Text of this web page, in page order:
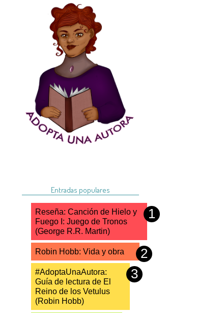
Entradas populares
Reseña: Canción de Hielo y
Fuego I: Juego de Tronos
(George R.R. Martin)
Robin Hobb: Vida y obra
#AdoptaUnaAutora:
Guía de lectura de El
Reino de los Vetulus
(Robin Hobb)